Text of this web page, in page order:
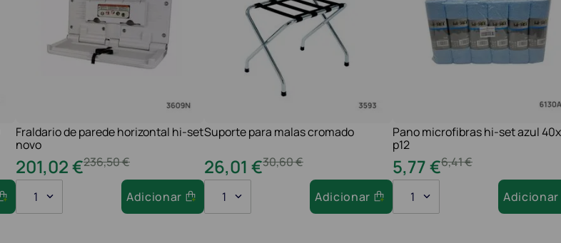
Fraldario de parede horizontal hi-set
novo
236,50€
201,02€
1 Adicionar
Suporte para malas cromado
30,60€
26,01 €
1 Adicionar
Pano microfibras hi-set azul
p12
6,41€
5,77€
1 Adicionar